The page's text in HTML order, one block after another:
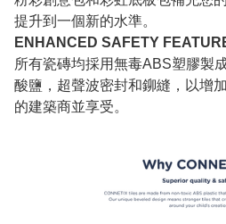
提升到一個新的水準。
ENHANCED SAFETY
所有瓷磚均採用無毒ABS塑膠製
酸鹽，超聲波密封和鉚縫，以增
的建築商並享受。